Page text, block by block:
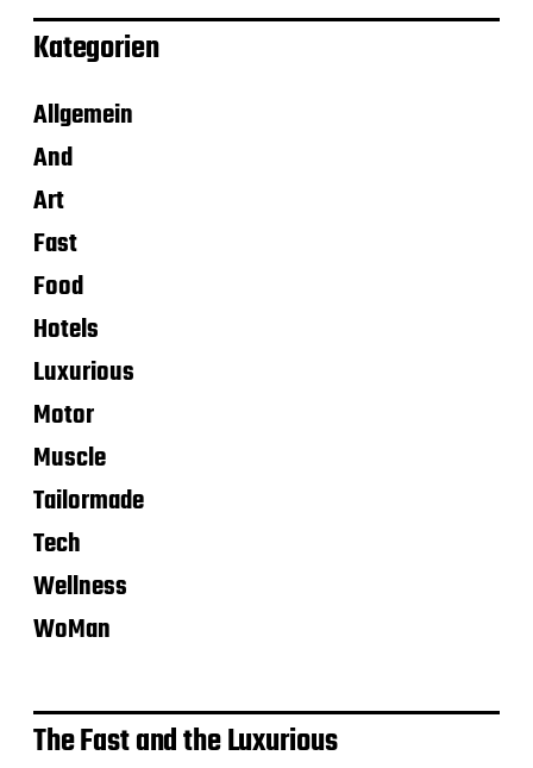
Kategorien
Allgemein
And
Art
Fast
Food
Hotels
Luxurious
Motor
Muscle
Tailormade
Tech
Wellness
WoMan
The Fast and the Luxurious